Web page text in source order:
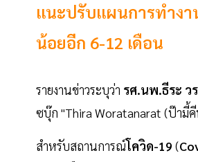
แนะปรับแผนการทำงา
น้อยอีก 6-12 เดือน
รายงานข่าวระบุว่า รศ.นพ.ธีระ ว
ซบุ๊ก "Thira Woratanarat (ป๊ามี้คี
สำหรับสถานการณ์โควิด-19 (